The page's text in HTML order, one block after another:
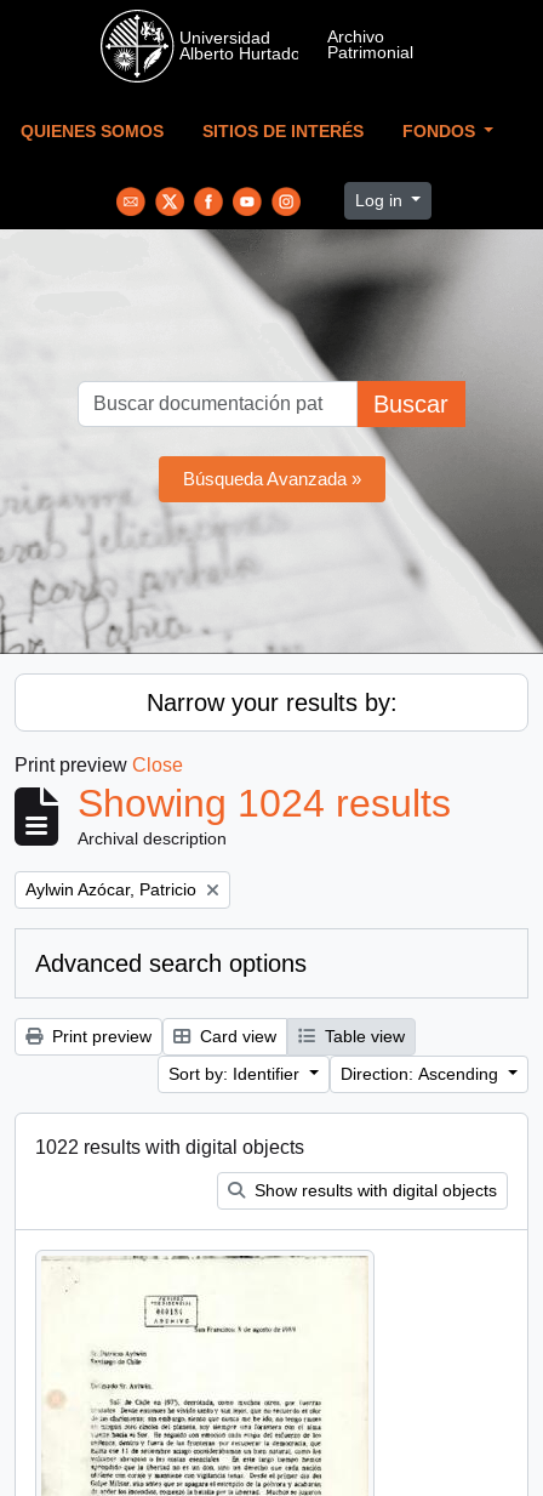
Skip to main content
QUIENES SOMOS SITIOS DE INTERÉS FONDOS
Log in
Buscar
Búsqueda Avanzada »
Narrow your results by:
Print preview Close
Showing 1024 results
Archival description
Remove filter:
Aylwin Azócar, Patricio
Advanced search options
Print preview Card view
Table view
Sort by: Identifier
Direction: Ascending
1022 results with digital objects
Show results with digital objects